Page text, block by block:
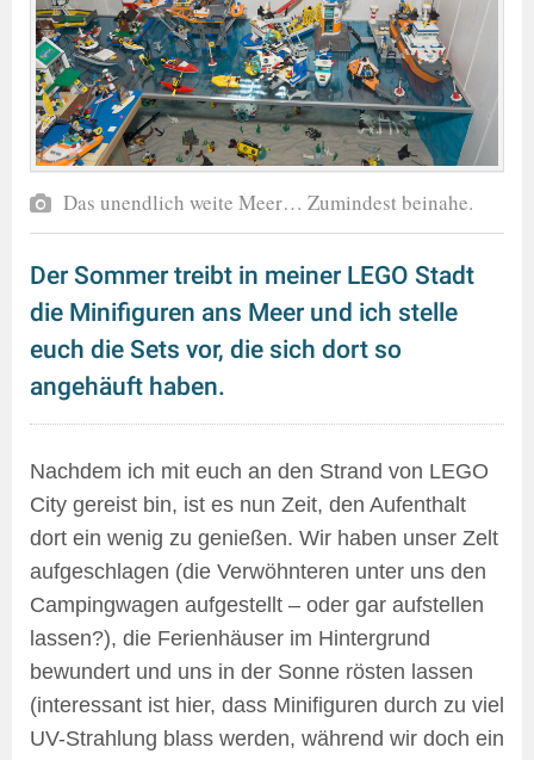
Das unendlich weite Meer… Zumindest beinahe.
Der Sommer treibt in meiner LEGO Stadt
die Minifiguren ans Meer und ich stelle
euch die Sets vor, die sich dort so
angehäuft haben.
Nachdem ich mit euch an den Strand von LEGO
City gereist bin, ist es nun Zeit, den Aufenthalt
dort ein wenig zu genießen. Wir haben unser Zelt
aufgeschlagen (die Verwöhnteren unter uns den
Campingwagen aufgestellt – oder gar aufstellen
lassen?), die Ferienhäuser im Hintergrund
bewundert und uns in der Sonne rösten lassen
(interessant ist hier, dass Minifiguren durch zu viel
UV-Strahlung blass werden, während wir doch ein